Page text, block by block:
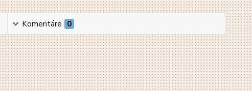
Komentáre 0